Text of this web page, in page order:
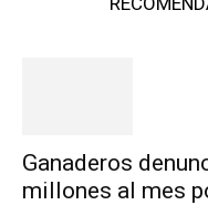
Ganaderos
millones al mes